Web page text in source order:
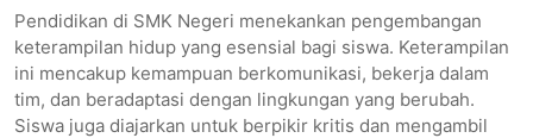
Pendidikan di SMK Negeri menekankan pengembangan
keterampilan hidup yang esensial bagi siswa. Keterampilan
ini mencakup kemampuan berkomunikasi, bekerja dalam
tim, dan beradaptasi dengan lingkungan yang berubah.
Siswa juga diajarkan untuk berpikir kritis dan mengambil